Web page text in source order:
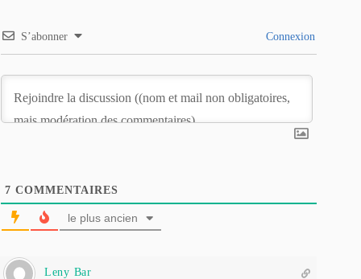
S’abonner Connexion
7 COMMENTAIRES
le plus ancien
Leny Bar